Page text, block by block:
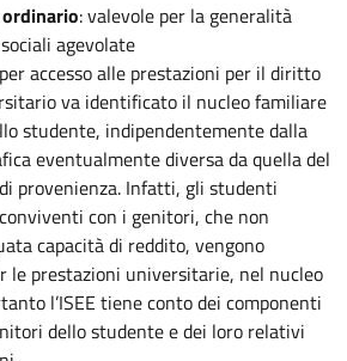
: valevole per la generalità
agevolate
accesso alle prestazioni per il diritto
va identificato il nucleo familiare
studente, indipendentemente dalla
eventualmente diversa da quella del
provenienza. Infatti, gli studenti
con i genitori, che non
capacità di reddito, vengono
le prestazioni universitarie, nel nucleo
l’ISEE tiene conto dei componenti
dello studente e dei loro relativi